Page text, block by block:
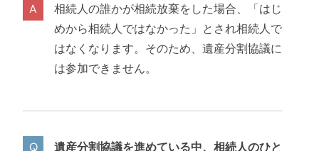
相続人の誰かが相続放棄をした場合、「はじ
めから相続人ではなかった」とされ相続人で
はなくなります。そのため、遺産分割協議に
は参加できません。
遺産分割協議を進めている中、相続人のひと